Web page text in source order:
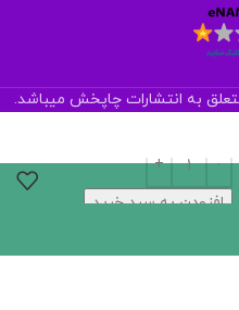
به انتشارات چاپخش میباشد.
افزودن به سبد خرید